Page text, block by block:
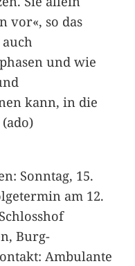
vor«, so das
und wie
kann, in die
Sonntag, 15.
am 12.
Burg-
Ambulante